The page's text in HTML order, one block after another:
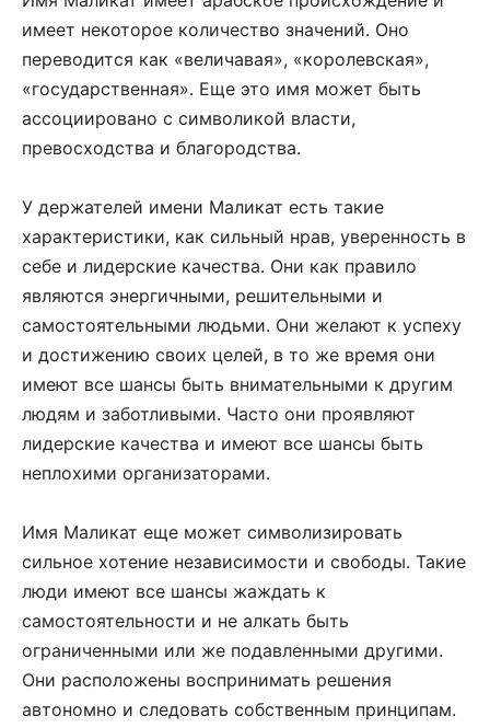
имеет некоторое количество значений. Оно
переводится как «величавая», «королевская»,
«государственная». Еще это имя может быть
ассоциировано с символикой власти,
превосходства и благородства.
У держателей имени Маликат есть такие
характеристики, как сильный нрав, уверенность в
себе и лидерские качества. Они как правило
являются энергичными, решительными и
самостоятельными людьми. Они желают к успеху
и достижению своих целей, в то же время они
имеют все шансы быть внимательными к другим
людям и заботливыми. Часто они проявляют
лидерские качества и имеют все шансы быть
неплохими организаторами.
Имя Маликат еще может символизировать
сильное хотение независимости и свободы. Такие
люди имеют все шансы жаждать к
самостоятельности и не алкать быть
ограниченными или же подавленными другими.
Они расположены воспринимать решения
автономно и следовать собственным принципам.